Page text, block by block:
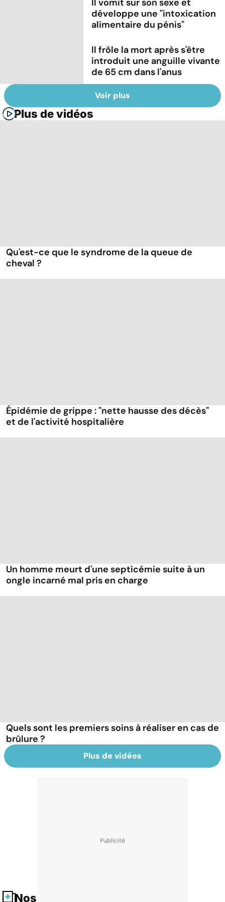
Il vomit sur son sexe et
développe une "intoxication
alimentaire du pénis"
Il frôle la mort après s'être
introduit une anguille vivante
de 65 cm dans l'anus
Voir plus
Plus de vidéos
Qu'est-ce que le syndrome de la queue de
cheval ?
Épidémie de grippe : "nette hausse des décès"
et de l'activité hospitalière
Un homme meurt d'une septicémie suite à un
ongle incarné mal pris en charge
Quels sont les premiers soins à réaliser en cas de
brûlure ?
Plus de vidéos
Nos fiches santé